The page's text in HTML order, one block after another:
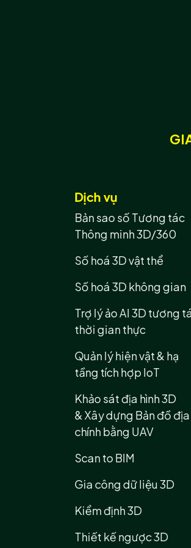
Dịch vụ
Bản sao số Tương tác
Thông minh 3D/360
Số hoá 3D vật thể
Số hoá 3D không gian
Trợ lý ảo AI 3D tương
thời gian thực
Quản lý hiện vật & hạ
tầng tích hợp IoT
Khảo sát địa hình 3D
& Xây dựng Bản đồ địa
chính bằng UAV
Scan to BIM
Gia công dữ liệu 3D
Kiểm định 3D
Thiết kế ngược 3D